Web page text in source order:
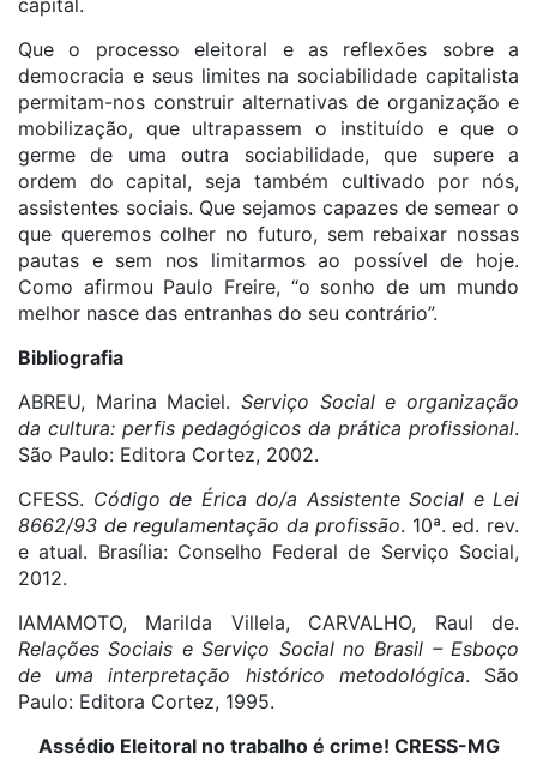
capital.
Que o processo eleitoral e as reflexões sobre a
democracia e seus limites na sociabilidade capitalista
permitam-nos construir alternativas de organização e
mobilização, que ultrapassem o instituído e que o
germe de uma outra sociabilidade, que supere a
ordem do capital, seja também cultivado por nós,
assistentes sociais. Que sejamos capazes de semear o
que queremos colher no futuro, sem rebaixar nossas
pautas e sem nos limitarmos ao possível de hoje.
Como afirmou Paulo Freire, “o sonho de um mundo
melhor nasce das entranhas do seu contrário”.
Bibliografia
ABREU, Marina Maciel. Serviço Social e organização
da cultura: perfis pedagógicos da prática profissional.
São Paulo: Editora Cortez, 2002.
CFESS. Código de Érica do/a Assistente Social e Lei
8662/93 de regulamentação da profissão. 10ª. ed. rev.
e atual. Brasília: Conselho Federal de Serviço Social,
2012.
IAMAMOTO, Marilda Villela, CARVALHO, Raul de.
Relações Sociais e Serviço Social no Brasil – Esboço
de uma interpretação histórico metodológica. São
Paulo: Editora Cortez, 1995.
Assédio Eleitoral no trabalho é crime! CRESS-MG